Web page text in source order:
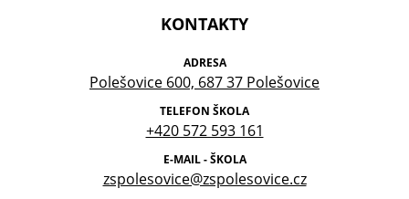
KONTAKTY
ADRESA
Polešovice 600, 687 37 Polešovice
TELEFON ŠKOLA
+420 572 593 161
E-MAIL - ŠKOLA
zspolesovice@zspolesovice.cz